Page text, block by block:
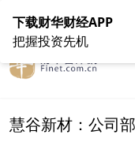
在线客服 关于我们
慧谷新材：公司
下载财华财经APP
把握投资先机